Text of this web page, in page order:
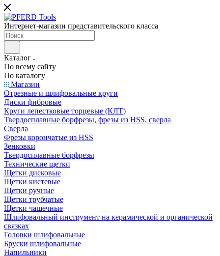
Интернет-магазин представительского класса
Каталог
По всему сайту
По каталогу
Магазин
Отрезные и шлифовальные круги
Диски фибровые
Круги лепестковые торцевые (КЛТ)
Твердосплавные борфрезы, фрезы из HSS, сверла
Сверла
Фрезы корончатые из HSS
Зенковки
Твердосплавные борфрезы
Технические щетки
Щетки дисковые
Щетки кистевые
Щетки ручные
Щетки трубчатые
Щетки чашечные
Шлифовальный инструмент на керамической и органической
связках
Головки шлифовальные
Бруски шлифовальные
Напильники